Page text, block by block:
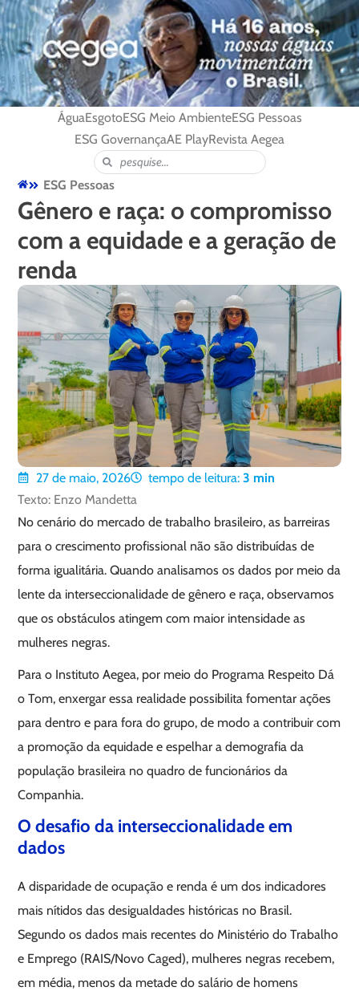
ÁguaEsgotoESG Meio AmbienteESG Pessoas
ESG GovernançaAE PlayRevista Aegea
ESG Pessoas
Gênero e raça: o compromisso
com a equidade e a geração de
renda
27 de maio, 2026 tempo de leitura: 3 min
Texto: Enzo Mandetta
No cenário do mercado de trabalho brasileiro, as barreiras
para o crescimento profissional não são distribuídas de
forma igualitária. Quando analisamos os dados por meio da
lente da interseccionalidade de gênero e raça, observamos
que os obstáculos atingem com maior intensidade as
mulheres negras.
Para o Instituto Aegea, por meio do Programa Respeito Dá
o Tom, enxergar essa realidade possibilita fomentar ações
para dentro e para fora do grupo, de modo a contribuir com
a promoção da equidade e espelhar a demografia da
população brasileira no quadro de funcionários da
Companhia.
O desafio da interseccionalidade em
dados
A disparidade de ocupação e renda é um dos indicadores
mais nítidos das desigualdades históricas no Brasil.
Segundo os dados mais recentes do Ministério do Trabalho
e Emprego (RAIS/Novo Caged), mulheres negras recebem,
em média, menos da metade do salário de homens